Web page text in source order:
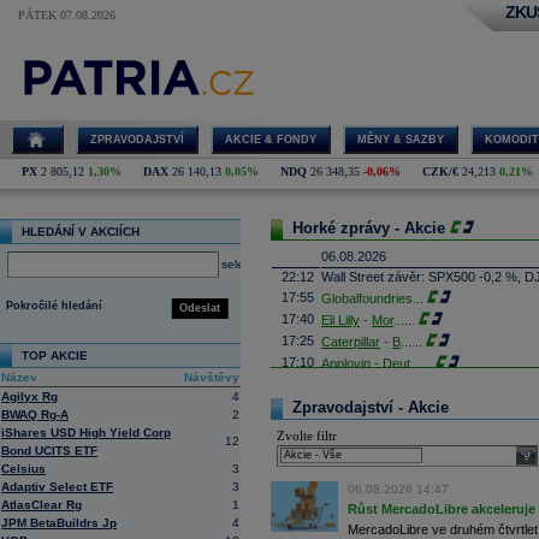
PÁTEK 07.08.2026
ZPRAVODAJSTVÍ AKCIE & FONDY MĚNY & SAZBY
PX 2 805,12 1,30% DAX 26 140,13 0,05% NDQ 26 348,35 -0,06% CZK/€ 24,213 0,21%
HLEDÁNÍ V AKCIÍCH
select
Odeslat
Pokročilé hledání
TOP AKCIE
Název
Návštěvy
Agilyx Rg
4
BWAQ Rg-A
2
iShares USD High Yield Corp
Bond UCITS ETF
12
Celsius
3
Adaptiv Select ETF
3
AtlasClear Rg
1
JPM BetaBuildrs Jp
4
Horké zprávy - Akcie
06.08.2026
22:12 Wall Street závěr: SPX500 -0,2 %,
17:55 Globalfoundries
17:40 Eli Lilly - Mor......
17:25 Caterpillar - B
17:10 Applovin - Deut
16:53 Výrobce příslušenství pro
propadl do ztráty 8,8 milionukorun.
Obrat společnosti se loni meziročně
16:41
AMD
16:26 Britské úřady schválily plánované
domácím konkurentem Paramount
Britská vláda dnes oznámila, že
které rozptýlily obavy ministryně
Zpravodajství - Akcie
Zvolte filtr
06.08.2026 14:47
Růst MercadoLibre
MercadoLibre ve druhém